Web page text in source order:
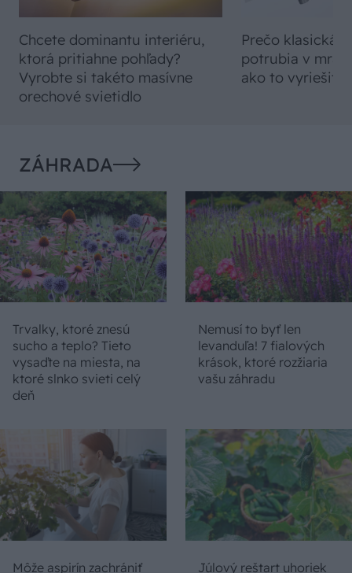
Chcete dominantu interiéru,
ktorá pritiahne pohľady?
Vyrobte si takéto masívne
orechové svietidlo
Prečo klasická
potrubia v
ako to vyriešiť
ZÁHRADA
Trvalky, ktoré znesú
sucho a teplo? Tieto
vysaďte na miesta, na
ktoré slnko svieti celý
deň
Nemusí to byť len
levanduľa! 7 fialových
krások, ktoré rozžiaria
vašu záhradu
Môže aspirín zachrániť Júlový reštart uhoriek